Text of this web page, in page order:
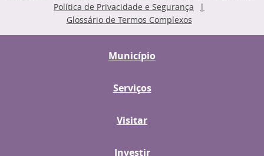
Política de Privacidade e Segurança
Glossário de Termos Complexos
Município
Serviços
Visitar
Investir